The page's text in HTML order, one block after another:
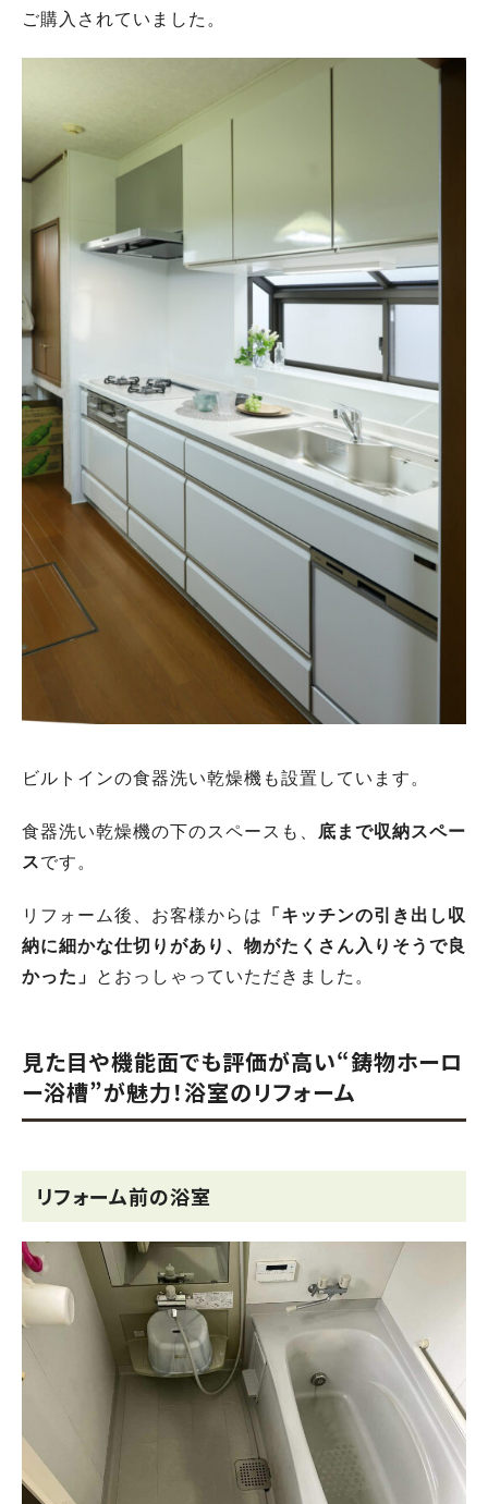
ご購入されていました。
ビルトインの食器洗い乾燥機も設置しています。
食器洗い乾燥機の下のスペースも、 底まで収納スペー
スです。
リフォーム後、お客様からは
「キッチンの引き出し収
納に細かな仕切りがあり、物がたくさん入りそうで良
かった」
とおっしゃっていただきました。
見た目や機能面でも評価が高い“鋳物ホーロ
ー浴槽”が魅力！浴室のリフォーム
リフォーム前の浴室